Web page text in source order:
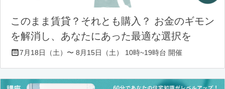
このまま賃貸？それとも購入？ お金のギモン
を解消し、あなたにあった最適な選択を
7月18日（土）〜 8月15日（土） 10時~19時台 開催